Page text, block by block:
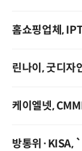
홈쇼핑업체,
린나이, 굿디자
케이엘넷,
방통위·KISA,